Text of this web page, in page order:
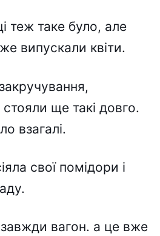
теж таке було, але
випускали квіти.
ще такі довго.
взагалі.
свої помідори і
вагон. а це вже